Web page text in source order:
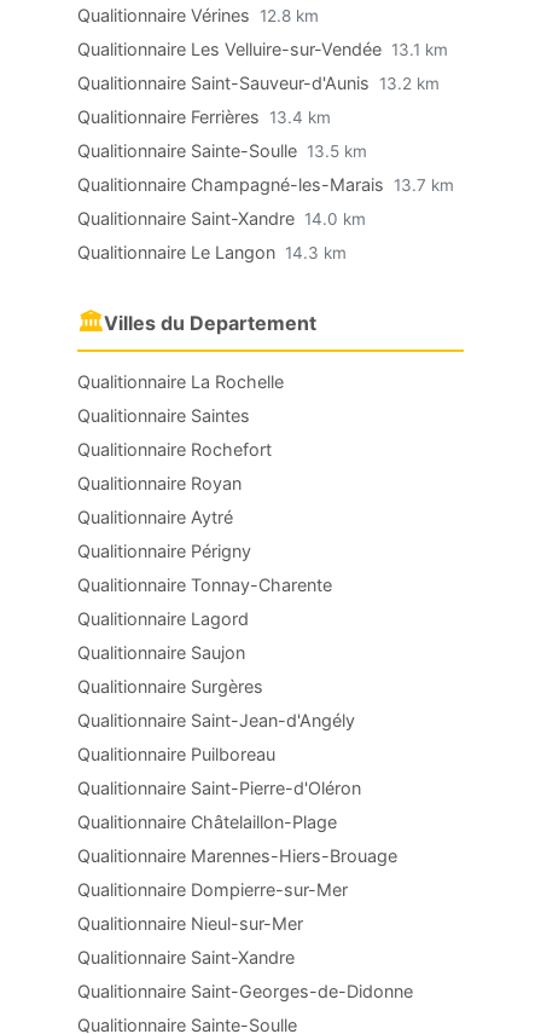
Qualitionnaire Vérines 12.8 km
Qualitionnaire Les Velluire-sur-Vendée 13.1 km
Qualitionnaire Saint-Sauveur-d'Aunis 13.2 km
Qualitionnaire Ferrières 13.4 km
Qualitionnaire Sainte-Soulle 13.5 km
Qualitionnaire Champagné-les-Marais 13.7 km
Qualitionnaire Saint-Xandre 14.0 km
Qualitionnaire Le Langon 14.3 km
🏛Villes du Departement
Qualitionnaire La Rochelle
Qualitionnaire Saintes
Qualitionnaire Rochefort
Qualitionnaire Royan
Qualitionnaire Aytré
Qualitionnaire Périgny
Qualitionnaire Tonnay-Charente
Qualitionnaire Lagord
Qualitionnaire Saujon
Qualitionnaire Surgères
Qualitionnaire Saint-Jean-d'Angély
Qualitionnaire Puilboreau
Qualitionnaire Saint-Pierre-d'Oléron
Qualitionnaire Châtelaillon-Plage
Qualitionnaire Marennes-Hiers-Brouage
Qualitionnaire Dompierre-sur-Mer
Qualitionnaire Nieul-sur-Mer
Qualitionnaire Saint-Xandre
Qualitionnaire Saint-Georges-de-Didonne
Qualitionnaire Sainte-Soulle